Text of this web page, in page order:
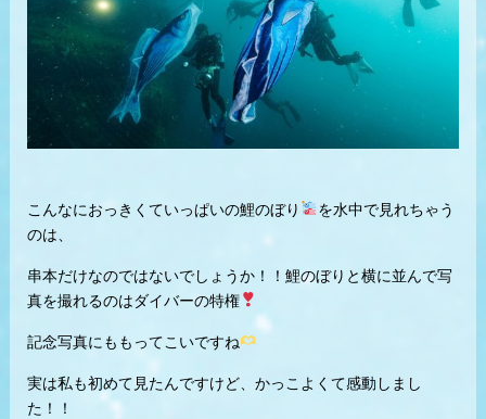
こんなにおっきくていっぱいの鯉のぼり
を水中で見れちゃう
のは、
串本だけなのではないでしょうか！！鯉のぼりと横に並んで写
真を撮れるのはダイバーの特権
記念写真にももってこいですね
実は私も初めて見たんですけど、かっこよくて感動しまし
た！！